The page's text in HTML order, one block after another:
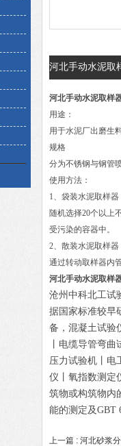
河北手动水泥取
河北手动水泥取样
用途：
用于水泥厂出磨生
规格
分为不锈钢与钢管
使用方法：
1、袋装水泥取样器
随机选择20个以上
受污染的容器中。
2、散装水泥取样器
通过转动取样器内
河北手动水泥取样
沧州中科北工试
据国家标准较早
备，混凝土试验
丨电缆导管弯曲
压力试验机丨电
仪丨氧指数测定
筑物或构筑物内
能的测定及GBT
上一篇 : 河北砂浆